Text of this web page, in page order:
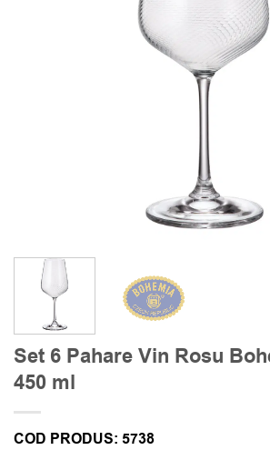
Set 6 Pahare Vin Rosu
450 ml
COD PRODUS: 5738